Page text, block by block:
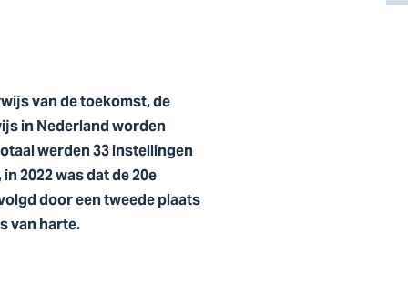
van de toekomst, de
in Nederland worden
werden 33 instellingen
2022 was dat de 20e
door een tweede plaats
van harte.